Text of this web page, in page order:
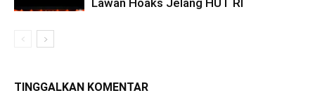
Lawan Hoaks Jelang HUT RI
TINGGALKAN KOMENTAR